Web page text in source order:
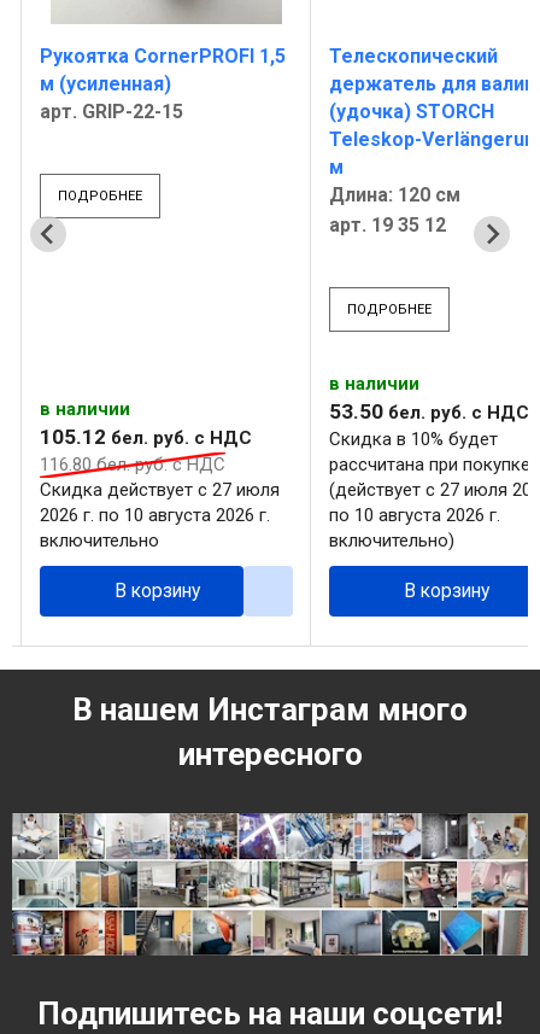
Рукоятка CornerPROFI 1,5
м (усиленная)
арт. GRIP-22-15
ПОДРОБНЕЕ
в наличии
105.12 бел. руб. с НДС
116.80бел. руб. с НДС
Скидка действует с 27 июля
2026 г. по 10 августа 2026 г.
включительно
В корзину
Телескопический
держатель для
(удочка) STORCH
Teleskop-
м
Длина: 120 см
арт. 19 35 12
ПОДРОБНЕЕ
в наличии
53.50 бел. руб. с НДС
Скидка в 10% будет
рассчитана при покупке
(действует с 27 июля
по 10 августа 2026 г.
включительно)
В корзину
В нашем Инстаграм много
интересного
Подпишитесь на наши соцсети!